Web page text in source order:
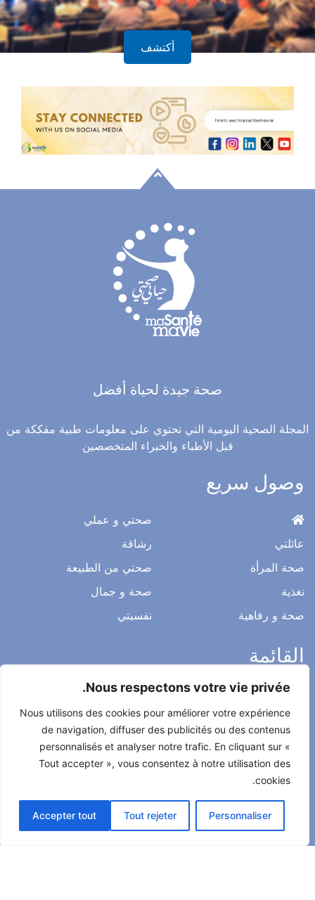
Nous respectons votre vie privée.
Nous utilisons des cookies pour améliorer votre expérience
de navigation, diffuser des publicités ou des contenus
personnalisés et analyser notre trafic. En cliquant sur «
Tout accepter », vous consentez à notre utilisation des
cookies.
Personnaliser
Tout rejeter
Accepter tout
أكتشف
صحة جيدة لحياة أفضل
المجلة الصحية اليومية التي تحتوي على معلومات طبية مفككة من
قبل الأطباء والخبراء المتخصصين
وصول سريع
عائلتي
صحة المرأة
تغذية
صحة و رفاهية
صحتي و عملي
رشاقة
صحتي من الطبيعة
صحة و جمال
نفسيتي
القائمة
ميثاق التحرير
الخصوصية
الاشعار القانوني
شروط الاستخدام العامة
اتصل بنا